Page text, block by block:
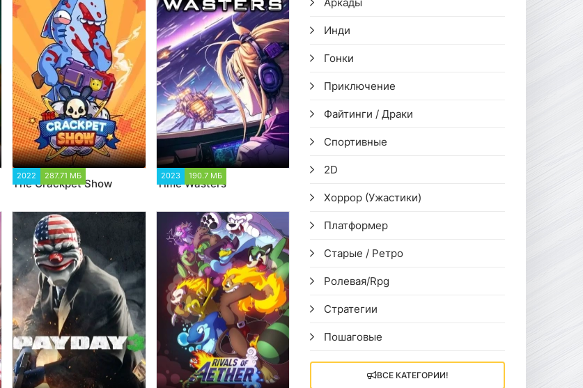
2022 287.71 МБ
The Crackpet Show
2023 190.7 МБ
Time Wasters
Инди
Гонки
Приключение
Файтинги / Драки
Спортивные
2D
Хоррор (Ужастики)
Платформер
Старые / Ретро
Ролевая/Rpg
Стратегии
Пошаговые
ВСЕ КАТЕГОРИИ!